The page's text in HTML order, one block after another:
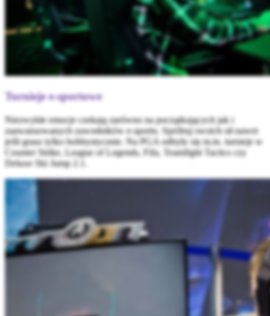
Turnieje e-sportowe
Niezwykłe emocje czekają zarówno na początkujących jak i
zaawansowanych zawodników e-sportu. Spróbuj swoich sił nawet
jeśli grasz tylko hobbystycznie. Na PGA odbyły się m.in. turnieje w
Counter Strike, League of Legends, Fifa, Teamfight Tactics czy
Deluxe Ski Jump 2.1.